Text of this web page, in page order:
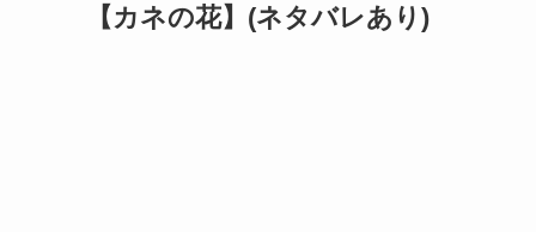
【カネの花】(ネタバレあり)